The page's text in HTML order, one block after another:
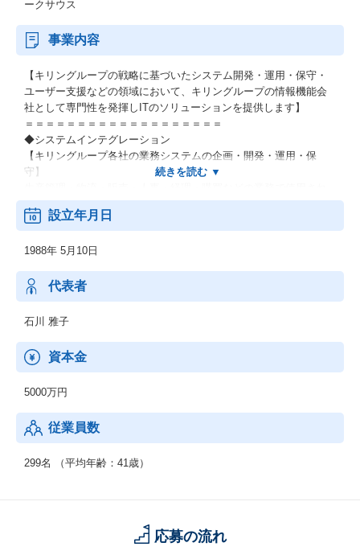
ークサウス
事業内容
【キリングループの戦略に基づいたシステム開発・運用・保守・
ユーザー支援などの領域において、キリングループの情報機能会
社として専門性を発揮しITのソリューションを提供します】
＝＝＝＝＝＝＝＝＝＝＝＝＝＝＝＝＝＝＝
◆システムインテグレーション
【キリングループ各社の業務システムの企画・開発・運用・保
守】
るシステムを開発します。
システムの企画立案から運用・保守、ユーザ支援など、システム
【キリングループ全体の情報インフラ環境の構築・維持・管理】
パソコン、ネットワーク、セキュリティ、メール、OAアプリケー
ションなど、グループ共通のITインフラの構築・運用・保守をお
こないます。
パーレス化の推進などもおこないます。
設立年月日
1988年 5月10日
代表者
石川 雅子
資本金
5000万円
従業員数
299名 （平均年齢：41歳）
応募の流れ